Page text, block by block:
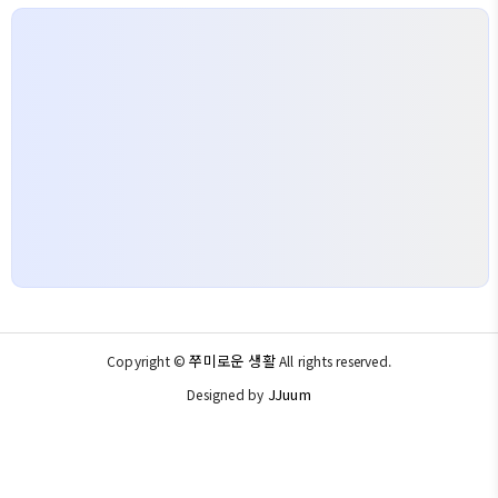
Copyright ©쭈미로운 생활All rights reserved.
Designed by JJuum